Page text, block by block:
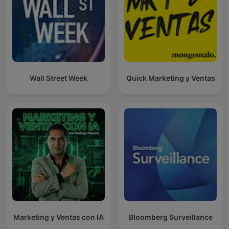
Wall Street Week Quick Marketing y Ventas
Marketing y Ventas con IA Bloomberg Surveillance